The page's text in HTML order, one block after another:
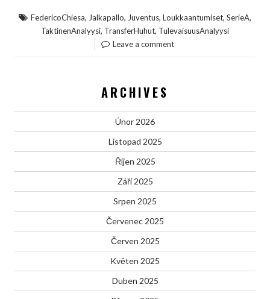
FedericoChiesa, Jalkapallo, Juventus, Loukkaantumiset, SerieA,
TaktinenAnalyysi, TransferHuhut, TulevaisuusAnalyysi
Leave a comment
ARCHIVES
Únor 2026
Listopad 2025
Říjen 2025
Září 2025
Srpen 2025
Červenec 2025
Červen 2025
Květen 2025
Duben 2025